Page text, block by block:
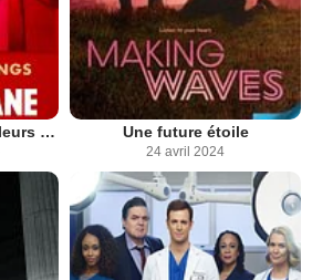
Noël à la maison : Meilleurs voeux Une future étoile
24 avril 2024